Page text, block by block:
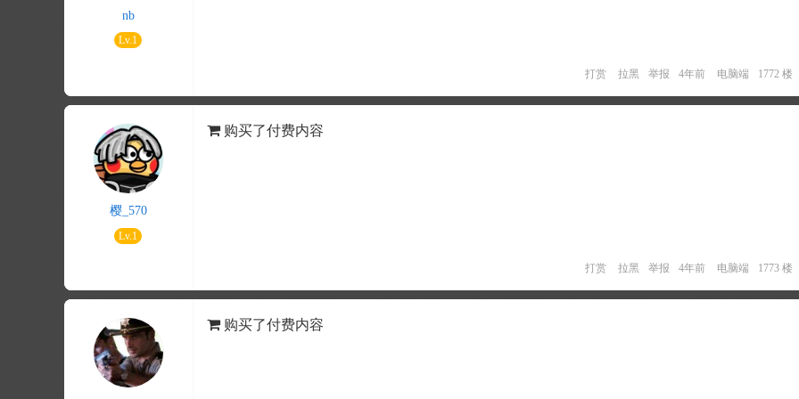
nb
Lv.1
打赏 拉黑 举报 4年前 电脑端 1772 楼
樱_570
Lv.1
购买了付费内容
打赏 拉黑 举报 4年前 电脑端 1773 楼
购买了付费内容